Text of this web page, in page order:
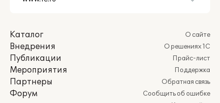
Каталог
Внедрения
Публикации
Мероприятия
Партнеры
Форум
О сайте
О решениях 1С
Прайс-лист
Поддержка
Обратная связь
Сообщить об ошибке